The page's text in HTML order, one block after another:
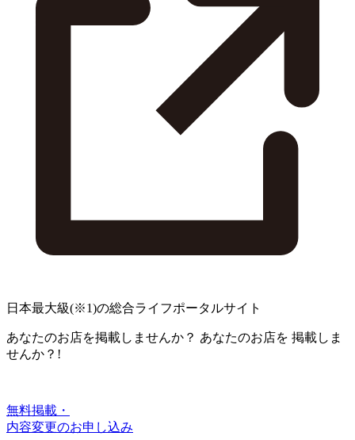
日本最大級(※1)の総合ライフポータルサイト
あなたのお店を掲載しませんか？ あなたのお店を 掲載しま
せんか？!
無料掲載・
内容変更のお申し込み